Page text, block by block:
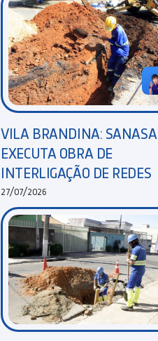
VILA BRANDINA: SANASA
EXECUTA OBRA DE
INTERLIGAÇÃO DE REDES
27/07/2026